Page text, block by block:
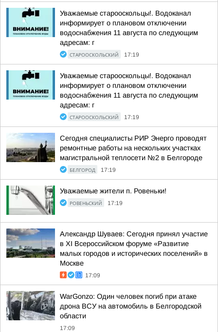
Уважаемые старооскольцы!. Водоканал
информирует о плановом отключении
водоснабжения 11 августа по следующим
адресам: г
СТАРООСКОЛЬСКИЙ 17:19
Уважаемые старооскольцы!. Водоканал
информирует о плановом отключении
водоснабжения 11 августа по следующим
адресам: г
СТАРООСКОЛЬСКИЙ 17:19
Сегодня специалисты РИР Энерго проводят
ремонтные работы на нескольких участках
магистральной теплосети №2 в Белгороде
БЕЛГОРОД 17:19
Уважаемые жители п. Ровеньки!
РОВЕНЬСКИЙ 17:19
Александр Шуваев: Сегодня принял участие
в XI Всероссийском форуме «Развитие
малых городов и исторических поселений» в
Москве
17:09
WarGonzo: Один человек погиб при атаке
дрона ВСУ на автомобиль в Белгородской
области
17:09